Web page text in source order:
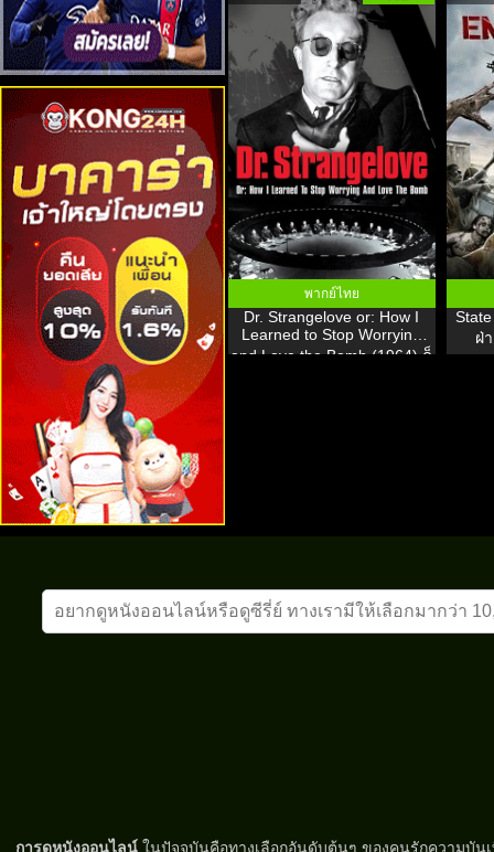
พากย์ไทย
Dr. Strangelove or: How I
Learned to Stop Worrying
and Love the Bomb (1964) ด็
อกเตอร์เสตรนจ์เลิฟ
ฝ่
การดูหนังออนไลน์ ในปัจจุบันคือทางเลือกอันดับต้นๆ ของคนรักความบัน